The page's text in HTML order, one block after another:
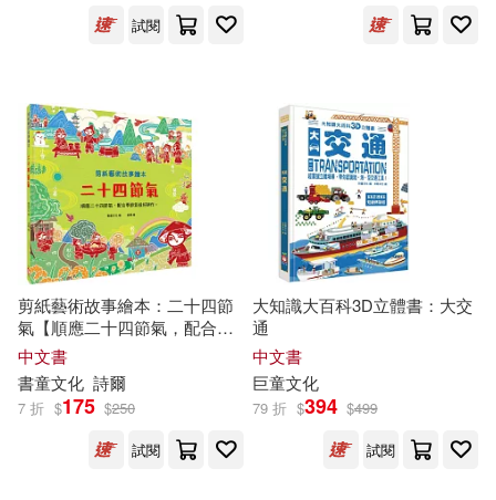
試閱
剪紙藝術故事繪本：二十四節
氣【順應二十四節氣，配合季
節氣候好耕作。】
中文書
書童文化 詩爾
7 折 $175 $250
試閱
大知識大百科3D立體書：大交
通
中文書
巨童文化
79 折 $394 $499
試閱